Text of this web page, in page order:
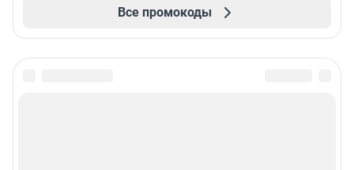
Все промокоды